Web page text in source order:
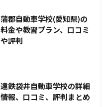
蒲郡自動車学校(愛知県)の
料金や教習プラン、口コミ
や評判
遠鉄袋井自動車学校の詳細
情報、口コミ、評判まとめ